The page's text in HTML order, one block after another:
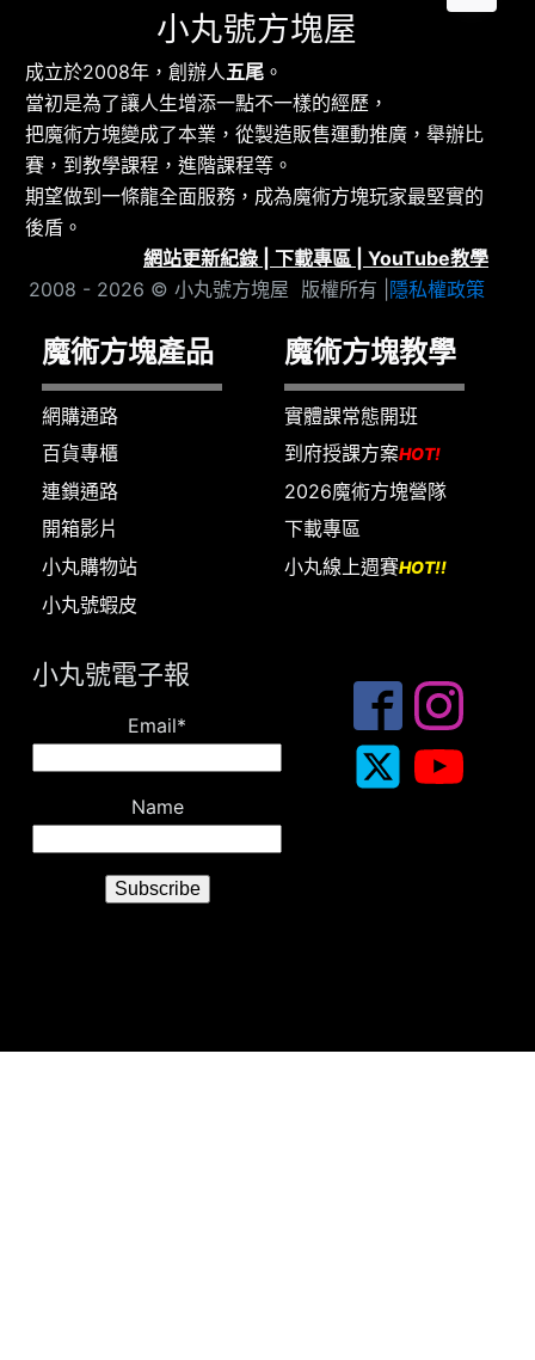
小丸號方塊屋
成立於2008年，創辦人五尾 。
當初是為了讓人生增添一點不一樣的經歷，
把魔術方塊變成了本業，從製造販售運動推廣，舉辦比
賽，到教學課程，進階課程等。
期望做到一條龍全面服務，成為魔術方塊玩家最堅實的
後盾。
網站更新紀錄
下載專區
YouTube教學
2008 - 2026 © 小丸號方塊屋 版權所有 | 隱私權政策
魔術方塊產品
網購通路
百貨專櫃
連鎖通路
開箱影片
小丸購物站
小丸號蝦皮
魔術方塊教學
實體課常態開班
到府授課方案HOT!
2026魔術方塊營隊
下載專區
小丸線上週賽HOT!!
小丸號電子報
Email*
Name